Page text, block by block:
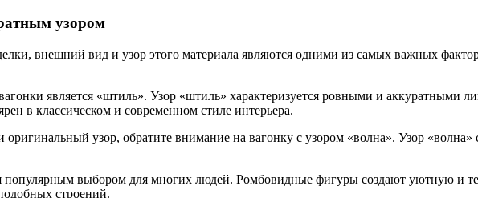
узором
внешний вид и узор этого материала являются одними из самых важных
является «штиль». Узор «штиль» характеризуется ровными и аккуратными
в классическом и современном стиле интерьера.
узор, обратите внимание на вагонку с узором «волна». Узор
популярным выбором для многих людей. Ромбовидные фигуры создают уютную и
строений.